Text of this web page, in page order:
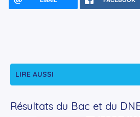
LIRE AUSSI
Résultats du Bac et du